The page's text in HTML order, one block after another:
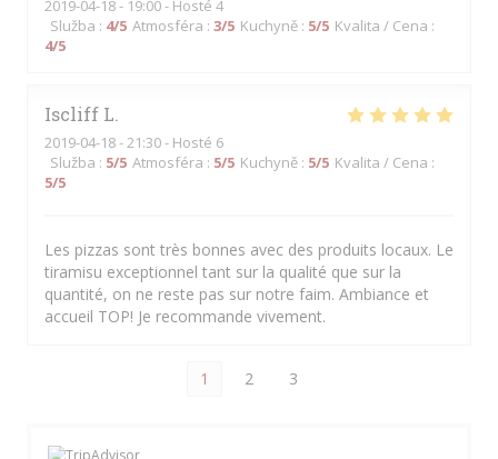
2019-04-18- 19:00 - Hosté 4
Služba : 4/5 Atmosféra : 3/5 Kuchyně : 5/5 Kvalita / Cena :
4/5
Iscliff L
2019-04-18- 21:30 - Hosté 6
Služba : 5/5 Atmosféra : 5/5 Kuchyně : 5/5 Kvalita / Cena :
5/5
Les pizzas sont très bonnes avec des produits locaux. Le
tiramisu exceptionnel tant sur la qualité que sur la
quantité, on ne reste pas sur notre faim. Ambiance et
accueil TOP! Je recommande vivement.
1 2 3